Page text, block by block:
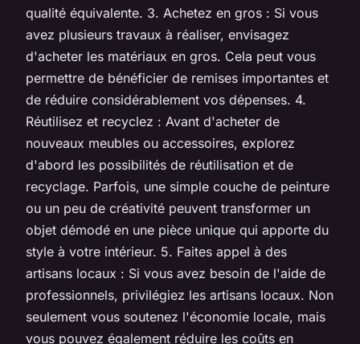
qualité équivalente. 3. Achetez en gros : Si vous
avez plusieurs travaux à réaliser, envisagez
d'acheter les matériaux en gros. Cela peut vous
permettre de bénéficier de remises importantes et
de réduire considérablement vos dépenses. 4.
Réutilisez et recyclez : Avant d'acheter de
nouveaux meubles ou accessoires, explorez
d'abord les possibilités de réutilisation et de
recyclage. Parfois, une simple couche de peinture
ou un peu de créativité peuvent transformer un
objet démodé en une pièce unique qui apporte du
style à votre intérieur. 5. Faites appel à des
artisans locaux : Si vous avez besoin de l'aide de
professionnels, privilégiez les artisans locaux. Non
seulement vous soutenez l'économie locale, mais
vous pouvez également réduire les coûts en